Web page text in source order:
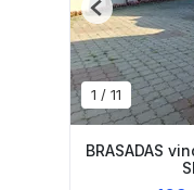
1 / 11
Previous
BRASADAS